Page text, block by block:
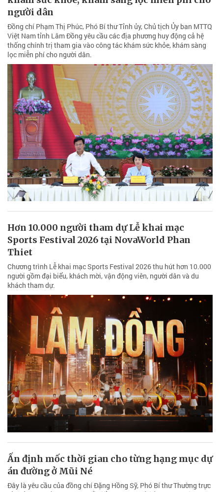
người dân
Đồng chí Phạm Thị Phúc, Phó Bí thư Tỉnh ủy, Chủ tịch Ủy ban MTTQ
Việt Nam tỉnh Lâm Đồng yêu cầu các địa phương huy động cả hệ
thống chính trị tham gia vào công tác khám sức khỏe, khám sàng
lọc miễn phí cho người dân.
Hơn 10.000 người tham dự Lễ khai mạc
Sports Festival 2026 tại NovaWorld Phan
Thiet
Chương trình Lễ khai mạc Sports Festival 2026 thu hút hơn 10.000
người gồm đại biểu, khách mời, vận động viên, người dân và du
khách tham dự.
Ấn định mốc thời gian cho từng hạng mục dự
án đường ở Mũi Né
Đây là yêu cầu của đồng chí Đặng Hồng Sỹ, Phó Bí thư Thường trực